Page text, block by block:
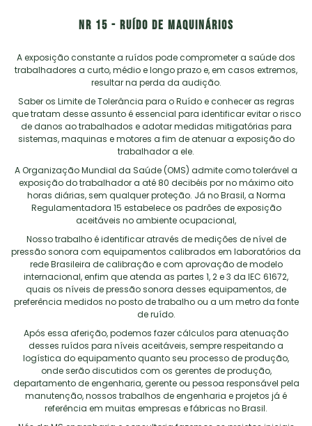
NR 15 - RUÍDO DE MAQUINÁRIOS
A exposição constante a ruídos pode comprometer a saúde dos
trabalhadores a curto, médio e longo prazo e, em casos extremos,
resultar na perda da audição.
Saber os Limite de Tolerância para o Ruído e conhecer as regras
que tratam desse assunto é essencial para identificar evitar o risco
de danos ao trabalhados e adotar medidas mitigatórias para
sistemas, maquinas e motores a fim de atenuar a exposição do
trabalhador a ele.
A Organização Mundial da Saúde (OMS) admite como tolerável a
exposição do trabalhador a até 80 decibéis por no máximo oito
horas diárias, sem qualquer proteção. Já no Brasil, a Norma
Regulamentadora 15 estabelece os padrões de exposição
aceitáveis no ambiente ocupacional,
Nosso trabalho é identificar através de medições de nível de
pressão sonora com equipamentos calibrados em laboratórios da
rede Brasileira de calibração e com aprovação de modelo
internacional, enfim que atenda as partes 1, 2 e 3 da IEC 61672,
quais os níveis de pressão sonora desses equipamentos, de
preferência medidos no posto de trabalho ou a um metro da fonte
de ruído.
Após essa aferição, podemos fazer cálculos para atenuação
desses ruídos para níveis aceitáveis, sempre respeitando a
logística do equipamento quanto seu processo de produção,
onde serão discutidos com os gerentes de produção,
departamento de engenharia, gerente ou pessoa responsável pela
manutenção, nossos trabalhos de engenharia e projetos já é
referência em muitas empresas e fábricas no Brasil.